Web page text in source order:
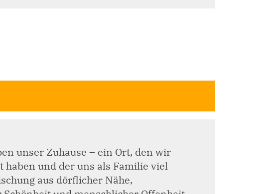
unser Zuhause – ein Ort, den wir
haben und der uns als Familie viel
aus dörflicher Nähe,